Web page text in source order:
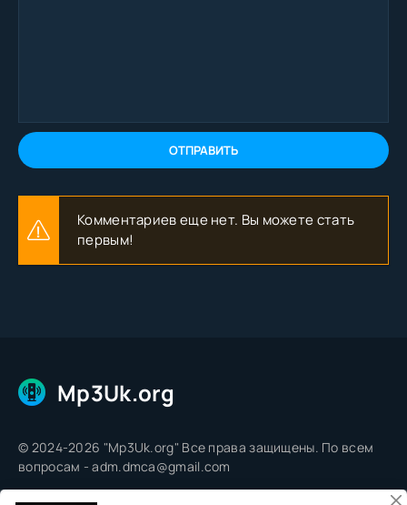
ОТПРАВИТЬ
Комментариев еще нет. Вы можете стать
первым!
Mp3Uk.org
© 2024-2026 "Mp3Uk.org" Все права защищены. По всем
вопросам - adm.dmca@gmail.com